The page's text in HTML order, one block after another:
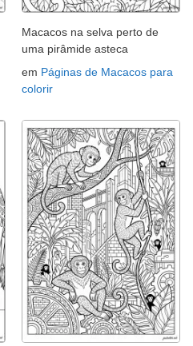
Macacos na selva perto de
uma pirâmide asteca
em Páginas de Macacos para
colorir